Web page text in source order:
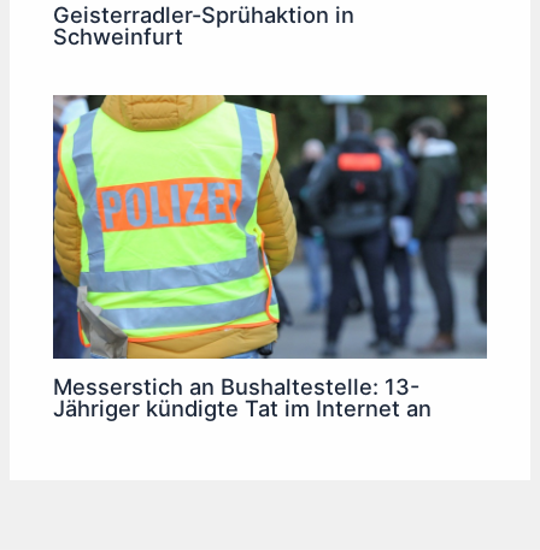
Geisterradler-Sprühaktion in
Schweinfurt
Messerstich an Bushaltestelle: 13-
Jähriger kündigte Tat im Internet an